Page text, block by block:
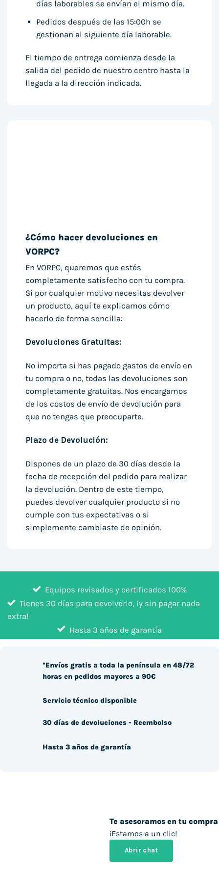
días laborables se envían el mismo día.
Pedidos después de las 15:00h se
gestionan al siguiente día laborable.
El tiempo de entrega comienza desde la
salida del pedido de nuestro centro hasta la
llegada a la dirección indicada.
¿Cómo hacer devoluciones en
VORPC?
En VORPC, queremos que estés
completamente satisfecho con tu compra.
Si por cualquier motivo necesitas devolver
un producto, aquí te explicamos cómo
hacerlo de forma sencilla:
Devoluciones Gratuitas:
No importa si has pagado gastos de envío en
tu compra o no, todas las devoluciones son
completamente gratuitas. Nos encargamos
de los costos de envío de devolución para
que no tengas que preocuparte.
Plazo de Devolución:
Dispones de un plazo de 30 días desde la
fecha de recepción del pedido para realizar
la devolución. Dentro de este tiempo,
puedes devolver cualquier producto si no
cumple con tus expectativas o si
simplemente cambiaste de opinión.
Equipos revisados y certificados 100%
Tienes 30 días para devolverlo, ¡y sin pagar nada
extra!
Hasta 3 años de garantía
Te asesoramos en tu compra
¡Estamos a un clic!
Abrir chat
*Envíos gratis a toda la península en 48/72
horas en pedidos mayores a 90€
Servicio técnico disponible
30 días de devoluciones - Reembolso
Hasta 3 años de garantía